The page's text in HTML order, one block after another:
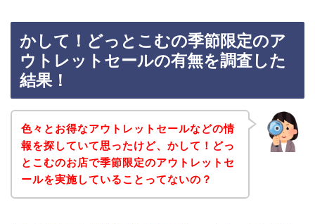
かして！どっとこむの季節限定のア
ウトレットセールの有無を調査した
結果！
色々とお得なアウトレットセールなどの情
報を探していて思ったけど、かして！どっ
とこむのお店で季節限定のアウトレットセ
ールを実施していることってないの？